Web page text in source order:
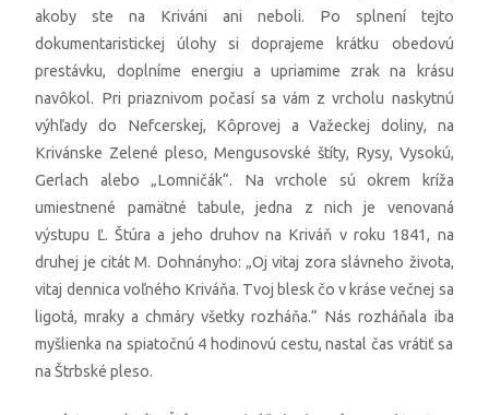
akoby ste na Kriváni ani neboli. Po splnení tejto
dokumentaristickej úlohy si doprajeme krátku obedovú
prestávku, doplníme energiu a upriamime zrak na krásu
navôkol. Pri priaznivom počasí sa vám z vrcholu naskytnú
výhľady do Nefcerskej, Kôprovej a Važeckej doliny, na
Krivánske Zelené pleso, Mengusovské štíty, Rysy, Vysokú,
Gerlach alebo „Lomničák“. Na vrchole sú okrem kríža
umiestnené pamätné tabule, jedna z nich je venovaná
výstupu Ľ. Štúra a jeho druhov na Kriváň v roku 1841, na
druhej je citát M. Dohnányho: „Oj vitaj zora slávneho života,
vitaj dennica voľného Kriváňa. Tvoj blesk čo v kráse večnej sa
ligotá, mraky a chmáry všetky rozháňa.“ Nás rozháňala iba
myšlienka na spiatočnú 4 hodinovú cestu, nastal čas vrátiť sa
na Štrbské pleso.